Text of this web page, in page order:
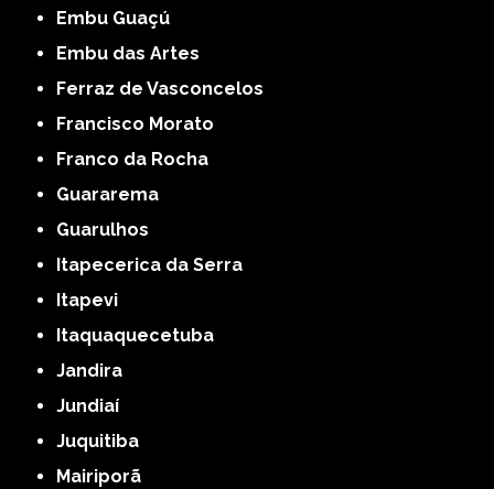
Embu Guaçú
Embu das Artes
Ferraz de Vasconcelos
Francisco Morato
Franco da Rocha
Guararema
Guarulhos
Itapecerica da Serra
Itapevi
Itaquaquecetuba
Jandira
Jundiaí
Juquitiba
Mairiporã